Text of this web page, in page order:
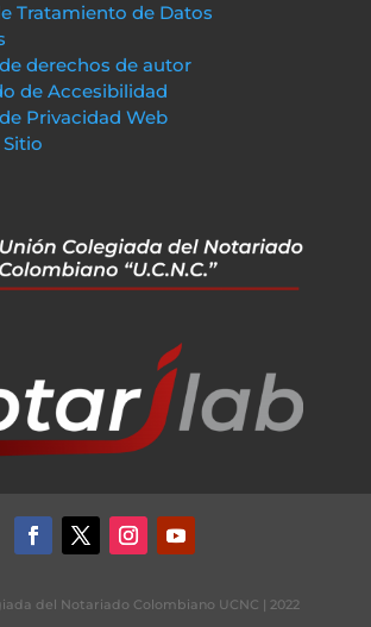
Tratamiento de Datos
derechos de autor
de Accesibilidad
Privacidad Web
Sitio
del Notariado Colombiano UCNC | 2022